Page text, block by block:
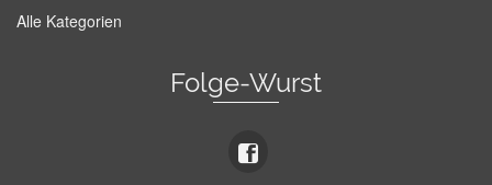
Alle Kategorien
Folge-Wurst